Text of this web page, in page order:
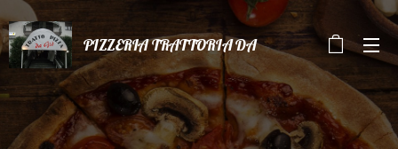
PIZZERIA TRATTORIA DA
GIò